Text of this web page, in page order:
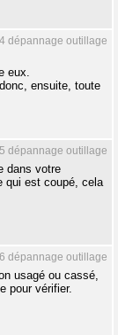
dépannage outillage
eux.
ensuite, toute
dépannage outillage
dans votre
qui est coupé, cela
dépannage outillage
usagé ou cassé,
pour vérifier.